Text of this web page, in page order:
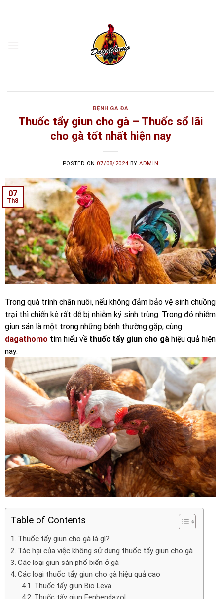
BỆNH GÀ ĐÁ
Thuốc tẩy giun cho gà – Thuốc sổ lãi
cho gà tốt nhất hiện nay
POSTED ON 07/08/2024 BYADMIN
07
Th8
Trong quá trình chăn nuôi, nếu không đảm bảo vệ sinh chuồng
trại thì chiến kê rất dễ bị nhiễm ký sinh trùng. Trong đó nhiễm
giun sán là một trong những bệnh thường gặp, cùng
dagathomo tìm hiểu về thuốc tẩy giun cho gà hiệu quả hiện
nay.
Table of Contents
Thuốc tẩy giun cho gà là gì?
Tác hại của việc không sử dụng thuốc tẩy giun cho gà
Các loại giun sán phổ biến ở gà
Các loại thuốc tẩy giun cho gà hiệu quả cao
Thuốc tẩy giun Bio Leva